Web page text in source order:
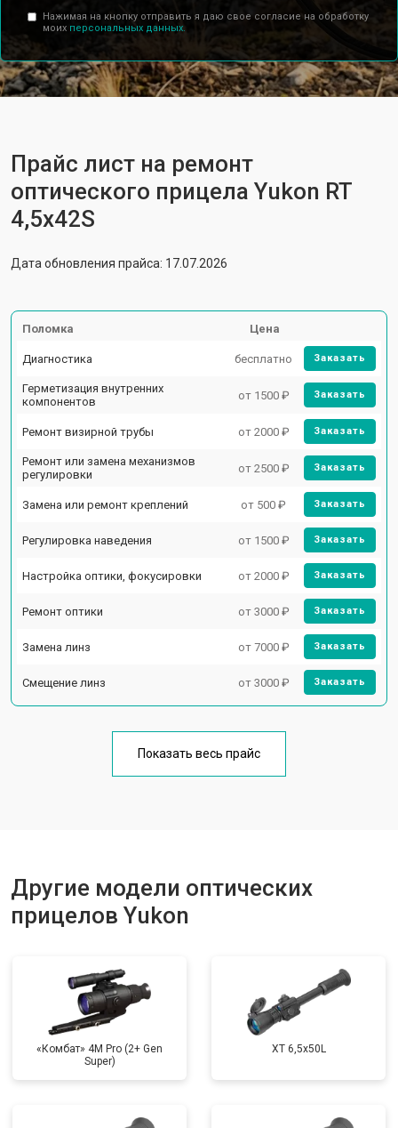
Нажимая на кнопку отправить я даю свое согласие на обработку
моих персональных данных.
Прайс лист на ремонт
оптического прицела Yukon RT
4,5х42S
Дата обновления прайса: 17.07.2026
Поломка Цена
Диагностика бесплатно Заказать
Герметизация внутренних
компонентов
от 1500 ₽ Заказать
Ремонт визирной трубы от 2000 ₽ Заказать
Ремонт или замена механизмов
регулировки
от 2500 ₽ Заказать
Замена или ремонт креплений от 500 ₽ Заказать
Регулировка наведения от 1500 ₽ Заказать
Настройка оптики, фокусировки от 2000 ₽ Заказать
Ремонт оптики от 3000 ₽ Заказать
Замена линз от 7000 ₽ Заказать
Смещение линз от 3000 ₽ Заказать
Показать весь прайс
Другие модели оптических
прицелов Yukon
«Комбат» 4M Pro (2+ Gen
Super)
XT 6,5x50L